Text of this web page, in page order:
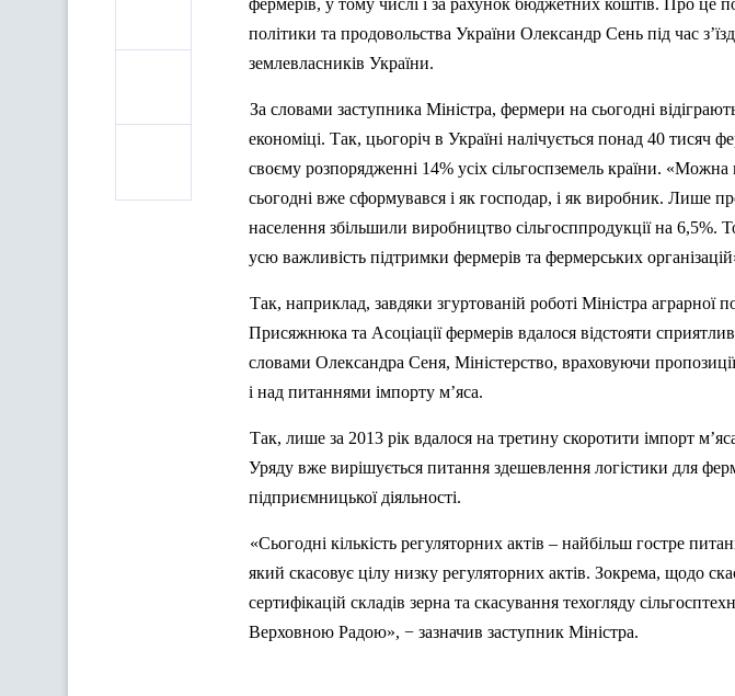
фермерів, у тому числі і за рахунок бюджетних коштів. Про це
політики та продовольства України Олександр Сень під час
землевласників України.
За словами заступника Міністра, фермери на сьогодні
економіці. Так, цьогоріч в Україні налічується понад 40 тисяч
своєму розпорядженні 14% усіх сільгоспземель країни.
сьогодні вже сформувався і як господар, і як виробник. Лише
населення збільшили виробництво сільгосппродукції на 6,5%.
усю важливість підтримки фермерів та фермерських
Так, наприклад, завдяки згуртованій роботі Міністра аграрної
Присяжнюка та Асоціації фермерів вдалося відстояти
словами Олександра Сеня, Міністерство, враховуючи
і над питаннями імпорту м’яса.
Так, лише за 2013 рік вдалося на третину скоротити імпорт
Уряду вже вирішується питання здешевлення логістики для
підприємницької діяльності.
«Сьогодні кількість регуляторних актів – найбільш гостре
який скасовує цілу низку регуляторних актів. Зокрема, щодо
сертифікацій складів зерна та скасування техогляду
Верховною Радою», − зазначив заступник Міністра.